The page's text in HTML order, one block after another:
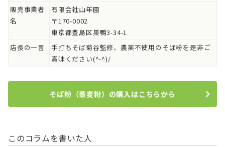
販売事業者
名
有限会社山年園
〒170-0002
東京都豊島区巣鴨3-34-1
店長の一言
手打ちそば菊谷監修、農薬不使用のそば粉を是非ご
賞味ください(^-^)/
そば粉（蕎麦粉）の購入はこちらから
このコラムを書いた人